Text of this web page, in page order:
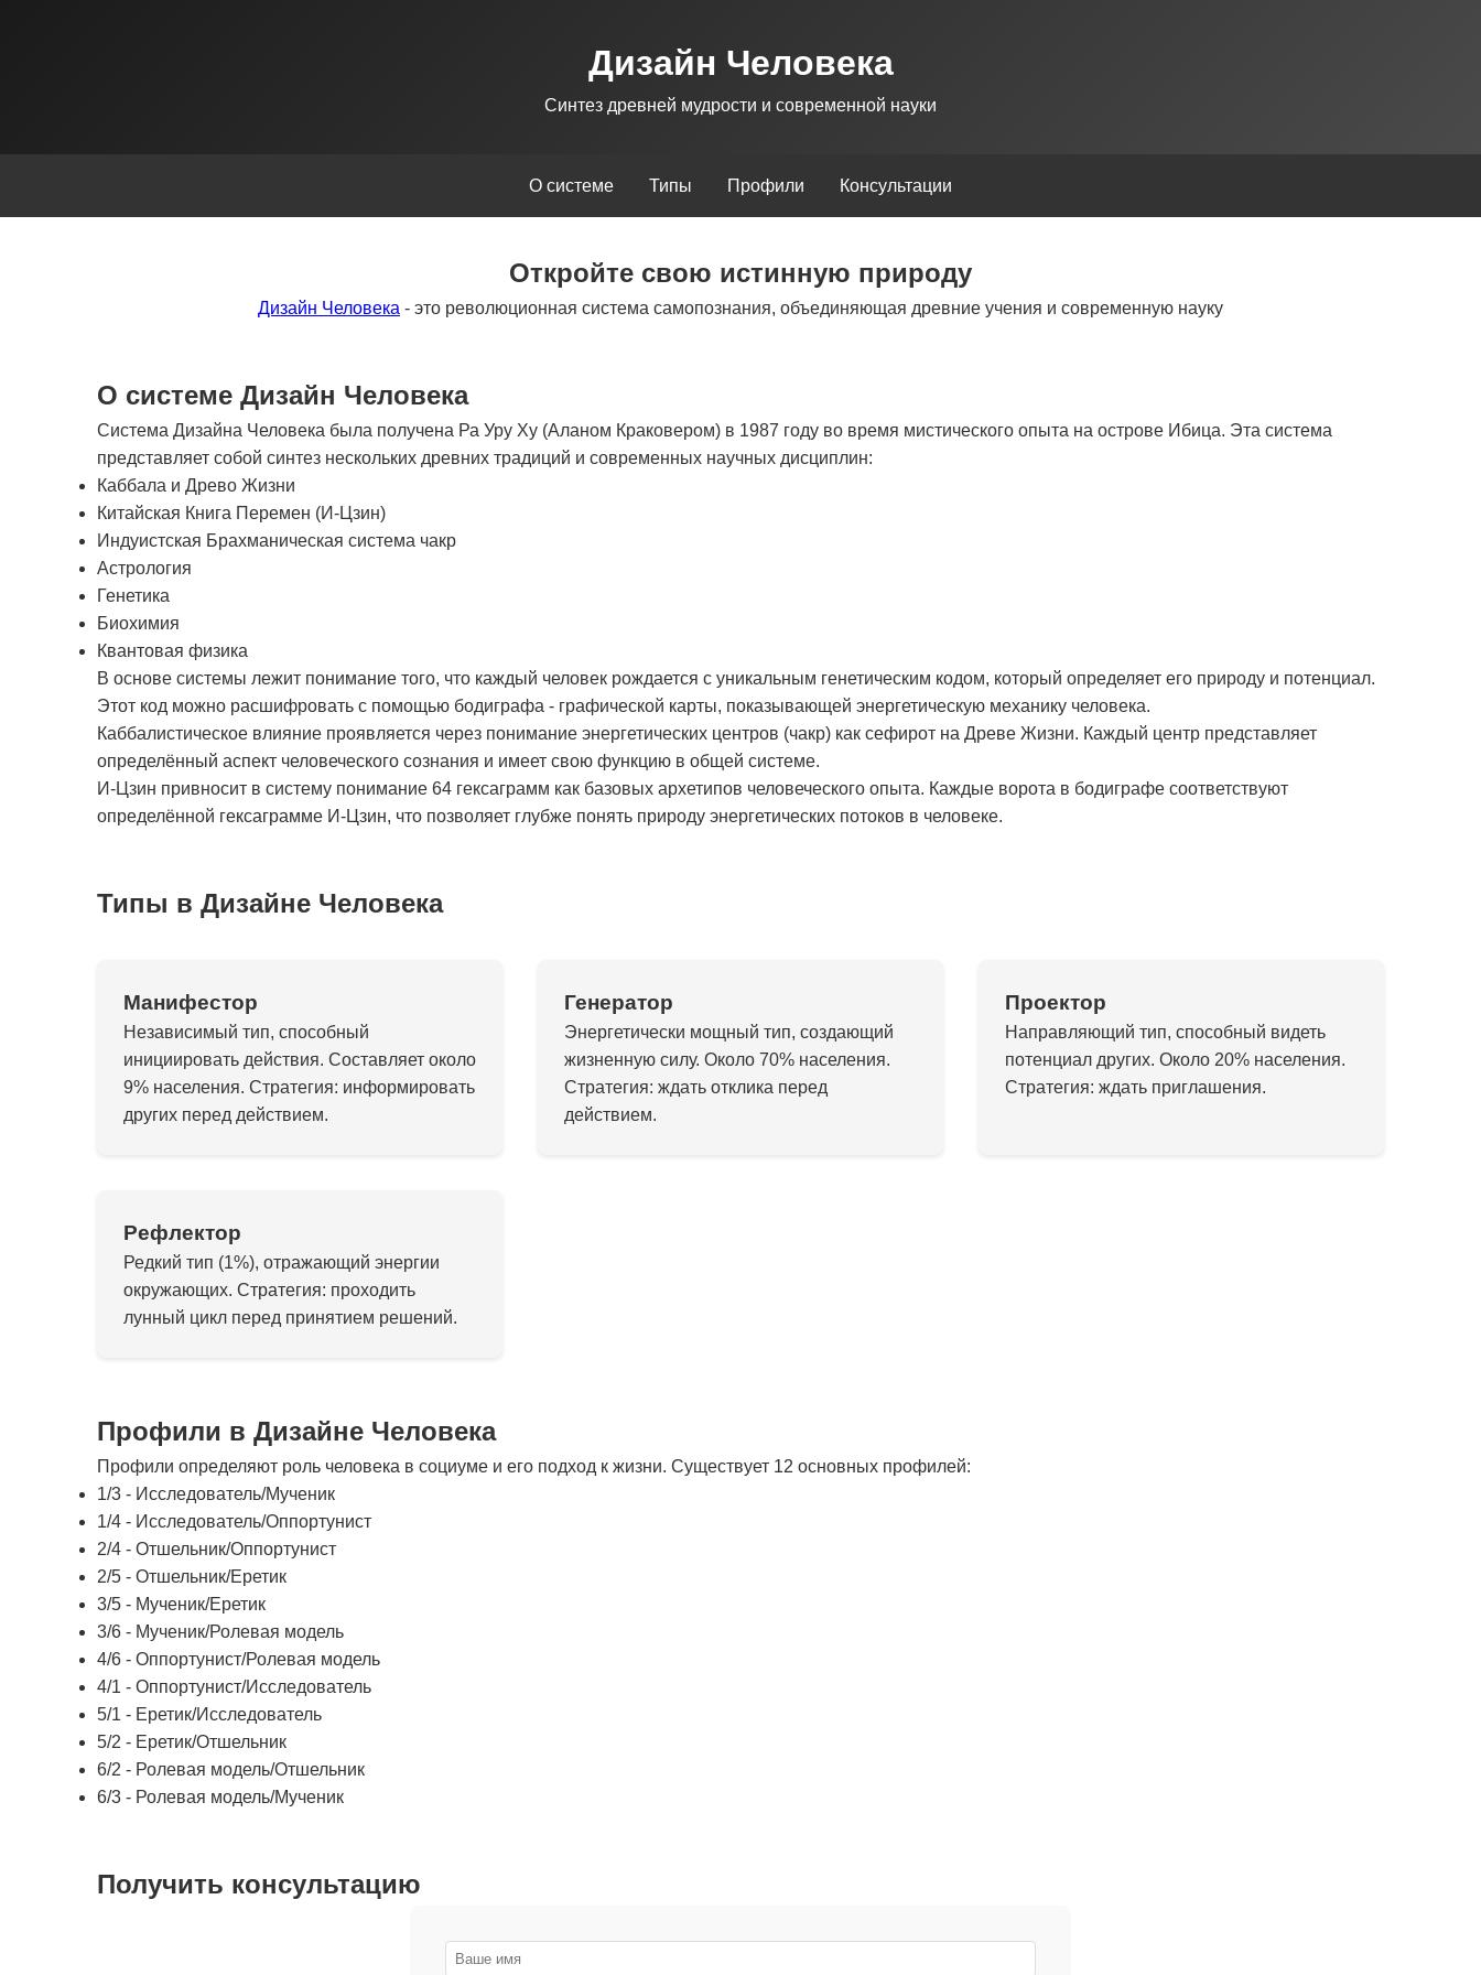
Дизайн Человека
Синтез древней мудрости и современной науки
О системе Типы Профили Консультации
Откройте свою истинную природу
Дизайн Человека - это революционная система самопознания, объединяющая древние учения и современную науку
О системе Дизайн Человека
Система Дизайна Человека была получена Ра Уру Ху (Аланом Краковером) в 1987 году во время мистического опыта на острове Ибица. Эта система
представляет собой синтез нескольких древних традиций и современных научных дисциплин:
Каббала и Древо Жизни
Китайская Книга Перемен (И-Цзин)
Индуистская Брахманическая система чакр
Астрология
Генетика
Биохимия
Квантовая физика
В основе системы лежит понимание того, что каждый человек рождается с уникальным генетическим кодом, который определяет его природу и потенциал.
Этот код можно расшифровать с помощью бодиграфа - графической карты, показывающей энергетическую механику человека.
Каббалистическое влияние проявляется через понимание энергетических центров (чакр) как сефирот на Древе Жизни. Каждый центр представляет
определённый аспект человеческого сознания и имеет свою функцию в общей системе.
И-Цзин привносит в систему понимание 64 гексаграмм как базовых архетипов человеческого опыта. Каждые ворота в бодиграфе соответствуют
определённой гексаграмме И-Цзин, что позволяет глубже понять природу энергетических потоков в человеке.
Типы в Дизайне Человека
Манифестор
Независимый тип, способный
инициировать действия. Составляет около
9% населения. Стратегия: информировать
других перед действием.
Генератор
Энергетически мощный тип, создающий
жизненную силу. Около 70% населения.
Стратегия: ждать отклика перед
действием.
Проектор
Направляющий тип, способный видеть
потенциал других. Около 20% населения.
Стратегия: ждать приглашения.
Рефлектор
Редкий тип (1%), отражающий энергии
окружающих. Стратегия: проходить
лунный цикл перед принятием решений.
Профили в Дизайне Человека
Профили определяют роль человека в социуме и его подход к жизни. Существует 12 основных профилей:
1/3 - Исследователь/Мученик
1/4 - Исследователь/Оппортунист
2/4 - Отшельник/Оппортунист
2/5 - Отшельник/Еретик
3/5 - Мученик/Еретик
3/6 - Мученик/Ролевая модель
4/6 - Оппортунист/Ролевая модель
4/1 - Оппортунист/Исследователь
5/1 - Еретик/Исследователь
5/2 - Еретик/Отшельник
6/2 - Ролевая модель/Отшельник
6/3 - Ролевая модель/Мученик
Получить консультацию